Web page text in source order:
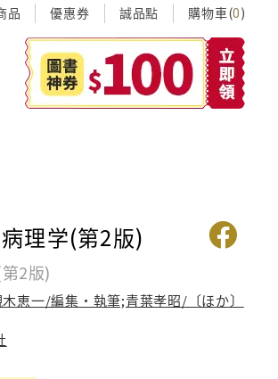
品 優惠券 誠品點 購物車(0)
理学(第2版)
2版)
恵一/編集・執筆;青葉孝昭/〔ほか〕